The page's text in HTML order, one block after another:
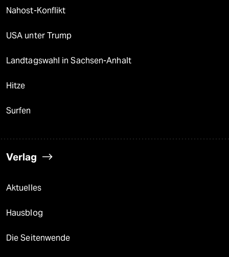
Nahost-Konflikt
USA unter Trump
Landtagswahl in Sachsen-Anhalt
Hitze
Surfen
Verlag
Aktuelles
Hausblog
Die Seitenwende